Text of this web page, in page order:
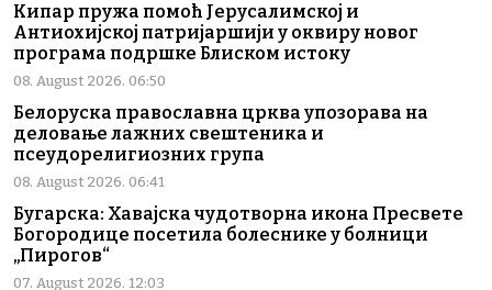
Кипар пружа помоћ Јерусалимској и
Антиохијској патријаршији у оквиру новог
програма подршке Блиском истоку
08. August 2026. 06:50
Белоруска православна црква упозорава на
деловање лажних свештеника и
псеудорелигиозних група
08. August 2026. 06:41
Бугарска: Хавајска чудотворна икона Пресвете
Богородице посетила болеснике у болници
„Пирогов“
07. August 2026. 12:03